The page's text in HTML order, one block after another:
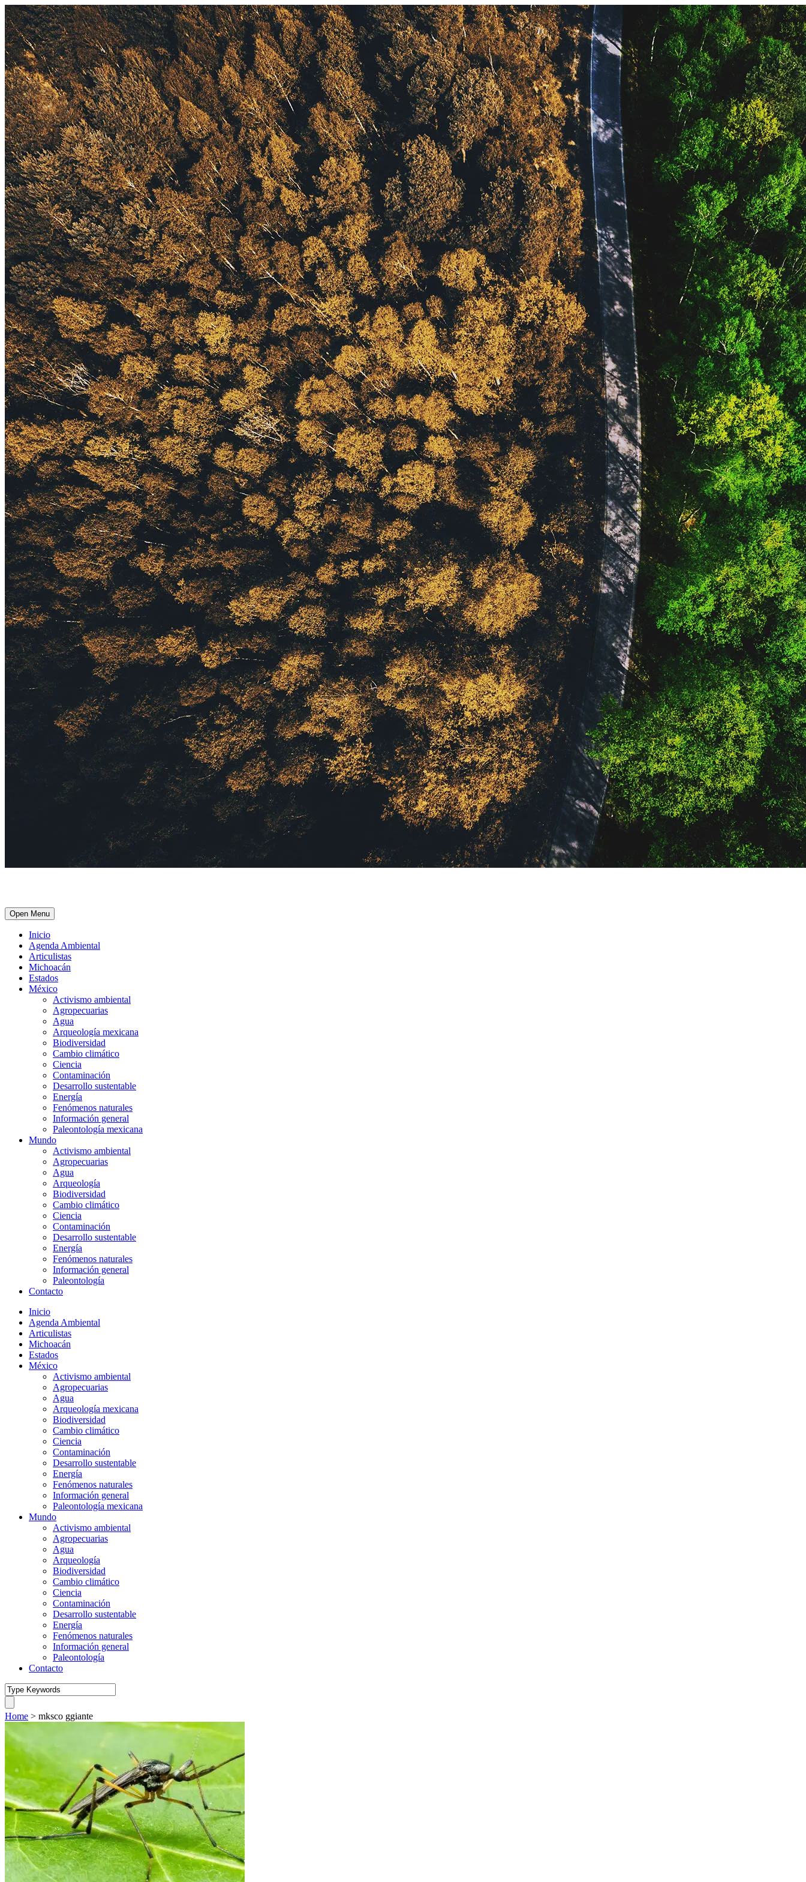
Open Menu
Inicio
Agenda Ambiental
Articulistas
Michoacán
Estados
México
Activismo ambiental
Agropecuarias
Agua
Arqueología mexicana
Biodiversidad
Cambio climático
Ciencia
Contaminación
Desarrollo sustentable
Energía
Fenómenos naturales
Información general
Paleontología mexicana
Mundo
Activismo ambiental
Agropecuarias
Agua
Arqueología
Biodiversidad
Cambio climático
Ciencia
Contaminación
Desarrollo sustentable
Energía
Fenómenos naturales
Información general
Paleontología
Contacto
Inicio
Agenda Ambiental
Articulistas
Michoacán
Estados
México
Activismo ambiental
Agropecuarias
Agua
Arqueología mexicana
Biodiversidad
Cambio climático
Ciencia
Contaminación
Desarrollo sustentable
Energía
Fenómenos naturales
Información general
Paleontología mexicana
Mundo
Activismo ambiental
Agropecuarias
Agua
Arqueología
Biodiversidad
Cambio climático
Ciencia
Contaminación
Desarrollo sustentable
Energía
Fenómenos naturales
Información general
Paleontología
Contacto
Home > mksco ggiante